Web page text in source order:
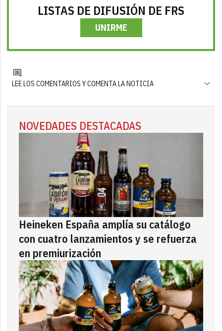
LISTAS DE DIFUSIÓN DE FRS
UNIRME
LEE LOS COMENTARIOS Y COMENTA LA NOTICIA
NOVEDADES DESTACADAS
Heineken España amplía su catálogo
con cuatro lanzamientos y se refuerza
en premiurización